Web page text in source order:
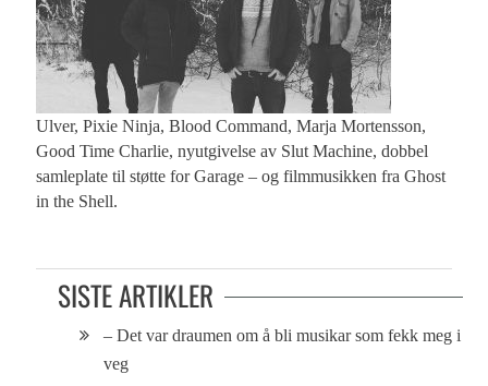
Ulver, Pixie Ninja, Blood Command, Marja Mortensson,
Good Time Charlie, nyutgivelse av Slut Machine, dobbel
samleplate til støtte for Garage – og filmmusikken fra Ghost
in the Shell.
SISTE ARTIKLER
– Det var draumen om å bli musikar som fekk meg i
veg